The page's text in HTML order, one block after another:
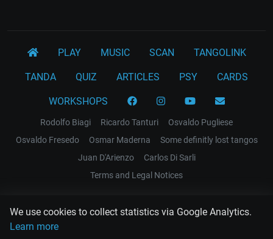
We use cookies to collect statistics via Google Analytics.
Learn more
PLAY MUSIC SCAN TANGOLINK
TANDA QUIZ ARTICLES PSY CARDS
WORKSHOPS
Rodolfo Biagi Ricardo Tanturi
Osvaldo Pugliese
Osvaldo Fresedo
Osmar Maderna
Some definitly lost tangos
Juan D'Arienzo
Carlos Di Sarli
Terms and Legal Notices
EL RECODO TANGO